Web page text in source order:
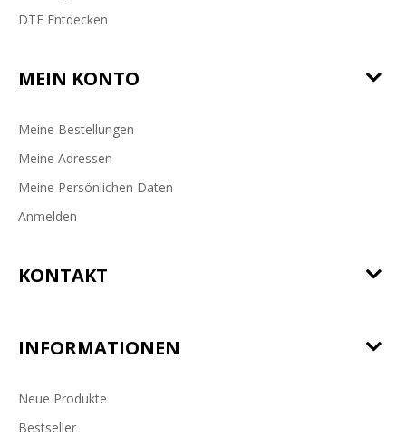
DTF Entdecken
MEIN KONTO
Meine Bestellungen
Meine Adressen
Meine Persönlichen Daten
Anmelden
KONTAKT
INFORMATIONEN
Neue Produkte
Bestseller